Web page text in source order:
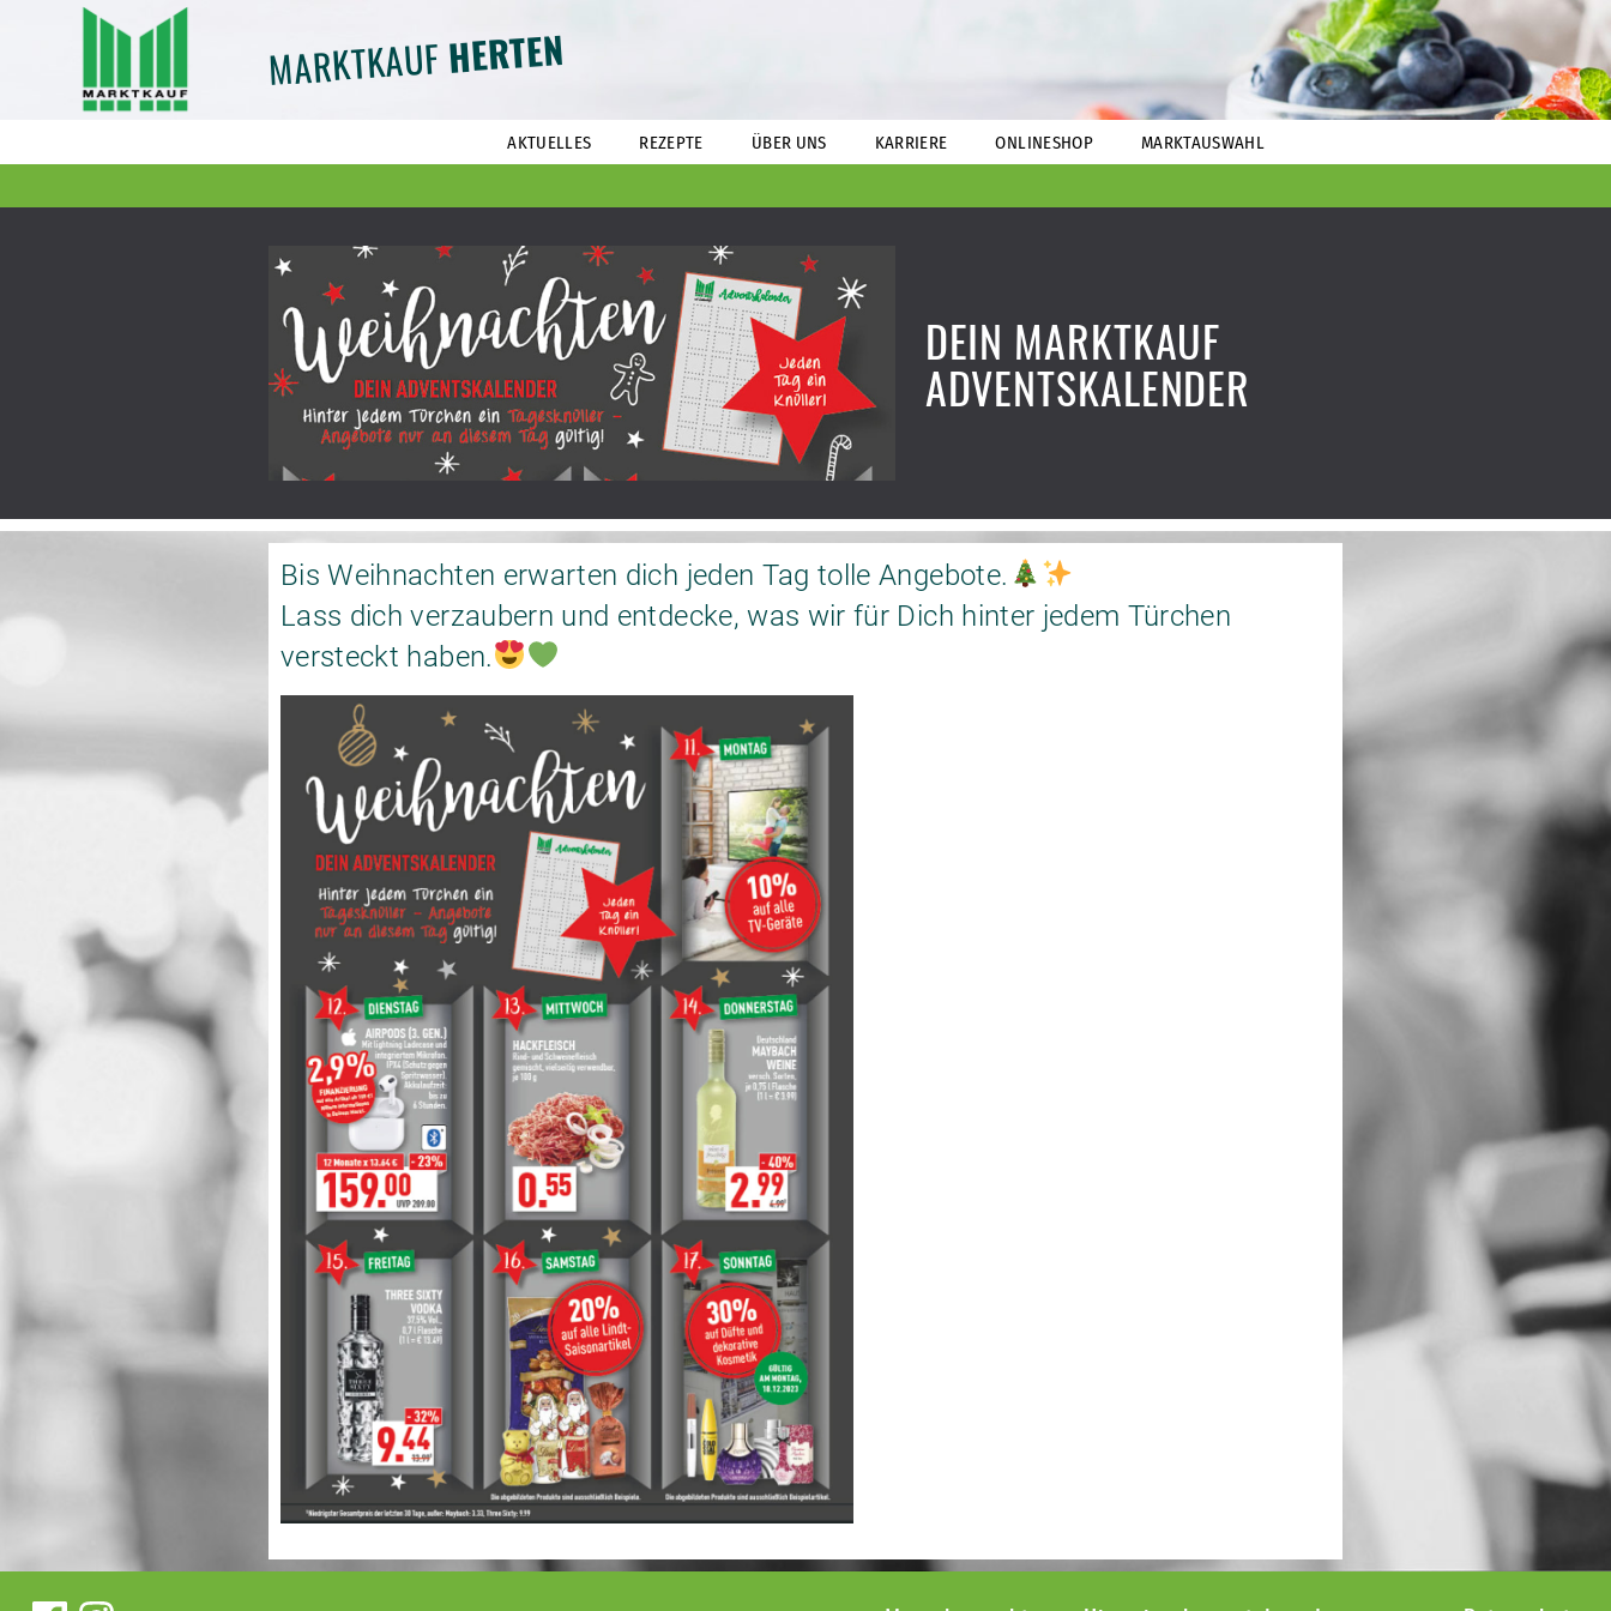
MARKTKAUFHERTEN
AKTUELLES REZEPTE ÜBER UNS KARRIERE ONLINESHOP MARKTAUSWAHL
DEIN MARKTKAUF
ADVENTSKALENDER
Bis Weihnachten erwarten dich jeden Tag tolle Angebote.
Lass dich verzaubern und entdecke, was wir für Dich hinter jedem Türchen
versteckt haben.